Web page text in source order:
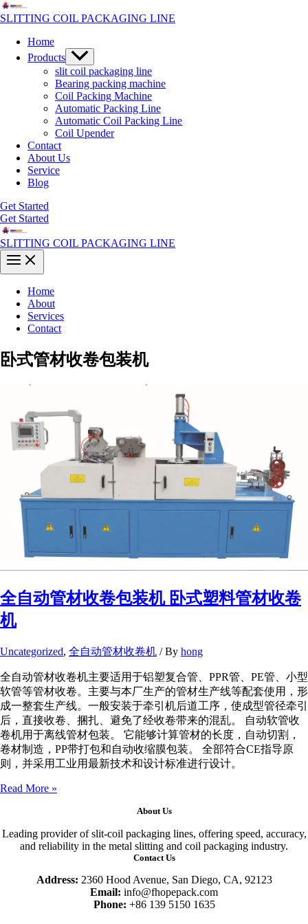
Skip
to
SLITTING COIL PACKAGING LINE
Home
Products Menu
Toggle
slit coil packaging line
Bearing packing machine
Coil Packing Machine
Automatic Packing Line
Automatic Coil Packing Line
Coil Upender
Contact
About Us
Service
Blog
Get Started
Get Started
SLITTING COIL PACKAGING LINE
Main
Menu
Home
About
Services
Contact
卧式管材收卷包装机
全自动管材收卷包装机 卧式塑料管材收卷
机
Uncategorized, 全自动管材收卷机 / By hong
全自动管材收卷机主要适用于铝塑复合管、PPR管、PE管、小型
软管等管材收卷。主要与本厂生产的管材生产线等配套使用，形
成一整套生产线。一般安装于牵引机后道工序，使成型管径牵引
后，直接收卷、捆扎、避免了经收卷带来的混乱。 自动软管收
卷机用于离线管材包装。 它能够计算管材的长度，自动切割，
卷材制造，PP带打包和自动收缩膜包装。 全部符合CE指导原
则，并采用工业用最新技术和设计标准进行设计。
全
管
Read More »
About Us
Leading provider of slit-coil packaging lines, offering speed, accuracy,
and reliability in the metal slitting and coil packaging industry.
Contact Us
Address: 2360 Hood Avenue, San Diego, CA, 92123
Email: info@fhopepack.com
Phone: +86 139 5150 1635